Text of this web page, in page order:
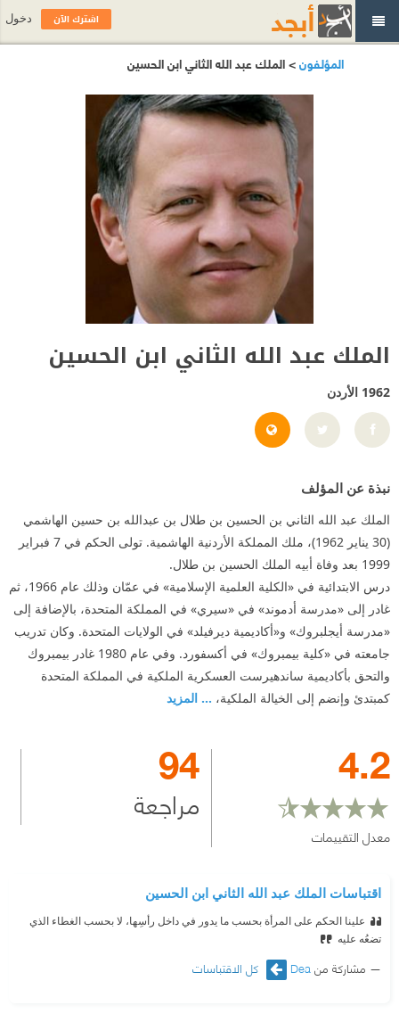
المؤلفون> الملك عبد الله الثاني ابن الحسين
الملك عبد الله الثاني ابن الحسين
1962 الأردن
نبذة عن المؤلف
الملك عبد الله الثاني بن الحسين بن طلال بن عبدالله بن حسين الهاشمي
(30 يناير 1962)، ملك المملكة الأردنية الهاشمية. تولى الحكم في 7 فبراير
1999 بعد وفاة أبيه الملك الحسين بن طلال.
درس الابتدائية في «الكلية العلمية الإسلامية» في عمّان وذلك عام 1966، ثم
غادر إلى «مدرسة أدموند» في «سيري» في المملكة المتحدة، بالإضافة إلى
«مدرسة أيجلبروك» و«أكاديمية ديرفيلد» في الولايات المتحدة. وكان تدريب
جامعته في «كلية بيمبروك» في أكسفورد. وفي عام 1980 غادر بيمبروك
والتحق بأكاديمية ساندهيرست العسكرية الملكية في المملكة المتحدة
كمبتدئ وإنضم إلى الخيالة الملكية، ... المزيد
4.2
معدل التقييمات
94
مراجعة
اقتباسات الملك عبد الله الثاني ابن الحسين
علينا الحكم على المرأة بحسب ما يدور في داخل رأسِها، لا بحسب الغطاء الذي
تضعُه عليه
مشاركة منDea كل الاقتباسات
اشترك الآن دخول